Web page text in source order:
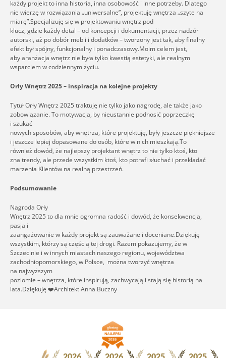
każdy projekt to inna historia, inna osobowość i inne potrzeby. Dlatego
nie wierzę w rozwiązania „uniwersalne”, projektuję wnętrza „szyte na
miarę”.Specjalizuję się w projektowaniu wnętrz pod
klucz, gdzie każdy detal – od koncepcji i dokumentacji, przez nadzór
autorski, aż po dobór mebli i dodatków – tworzony jest tak, aby finalny
efekt był spójny, funkcjonalny i ponadczasowy.Moim celem jest,
aby aranżacja wnętrz nie była tylko kwestią estetyki, ale realnym
wsparciem w codziennym życiu.
Orły Wnętrz 2025 – inspiracja na kolejne projekty
Tytuł Orły Wnętrz 2025 traktuję nie tylko jako nagrodę, ale także jako
zobowiązanie. To motywacja, by nieustannie podnosić poprzeczkę
i szukać
nowych sposobów, aby wnętrza, które projektuję, były jeszcze piękniejsze
i jeszcze lepiej dopasowane do osób, które w nich mieszkają.To
również dowód, że najlepszy projektant wnętrz to nie tylko ktoś, kto
zna trendy, ale przede wszystkim ktoś, kto potrafi słuchać i przekładać
marzenia Klientów na realną przestrzeń.
Podsumowanie
Nagroda Orły
Wnętrz 2025 to dla mnie ogromna radość i dowód, że konsekwencja,
pasja i
zaangażowanie w każdy projekt są zauważane i doceniane.Dziękuję
wszystkim, którzy są częścią tej drogi. Razem pokazujemy, że w
Szczecinie i w innych miastach naszego regionu, województwa
zachodniopomorskiego, w Polsce, można tworzyć wnętrza
na najwyższym
poziomie – wnętrza, które inspirują, zachwycają i stają się historią na
lata.Dziękuję ❤️Architekt Anna Buczny